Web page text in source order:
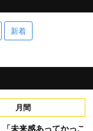
新着
月間
未来感あってかっこ